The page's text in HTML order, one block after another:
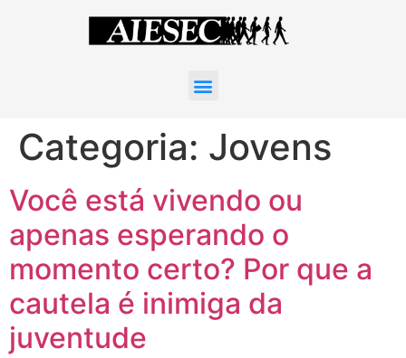
Categoria: Jovens
Você está vivendo ou
apenas esperando o
momento certo? Por que a
cautela é inimiga da
juventude